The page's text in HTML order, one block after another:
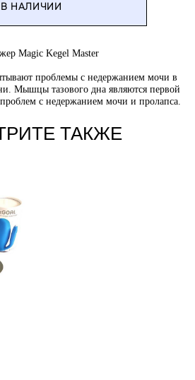
В НАЛИЧИИ
Magic Kegel Master
проблемы с недержанием мочи в
Мышцы тазового дна являются первой
с недержанием мочи и пролапса.
ТАКЖЕ